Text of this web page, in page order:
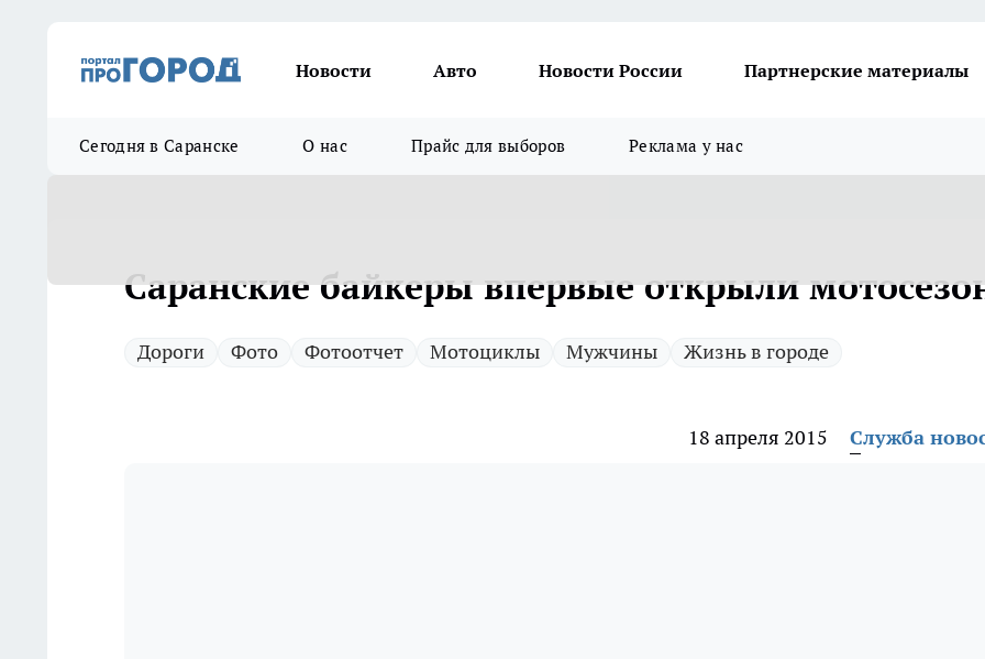
Новости Авто Новости России Партнерские материалы
Сегодня в Саранске О нас Прайс для выборов Реклама у нас
Саранские байкеры впервые открыли
Дороги Фото Фотоотчет Мотоциклы Мужчины Жизнь в городе
18 апреля 2015 Служба